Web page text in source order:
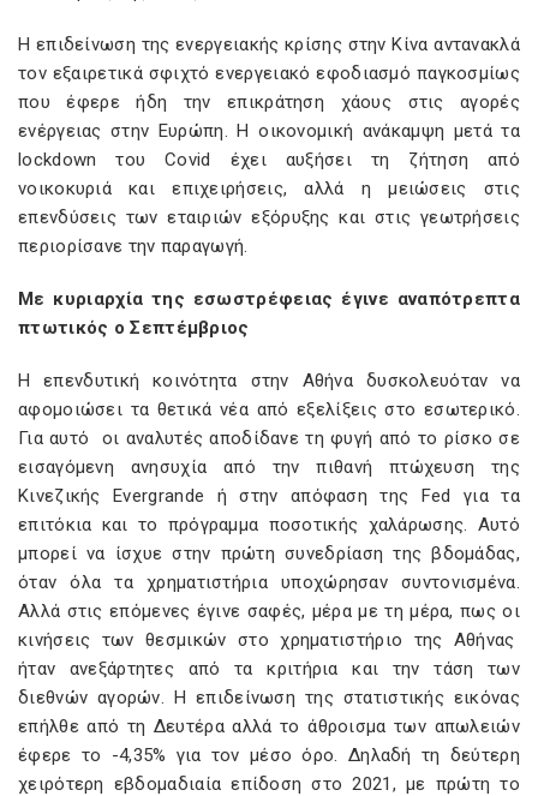
Η επιδείνωση της ενεργειακής κρίσης στην Κίνα αντανακλά
τον εξαιρετικά σφιχτό ενεργειακό εφοδιασμό παγκοσμίως
που έφερε ήδη την επικράτηση χάους στις αγορές
ενέργειας στην Ευρώπη. Η οικονομική ανάκαμψη μετά τα
lockdown του Covid έχει αυξήσει τη ζήτηση από
νοικοκυριά και επιχειρήσεις, αλλά η μειώσεις στις
επενδύσεις των εταιριών εξόρυξης και στις γεωτρήσεις
περιορίσανε την παραγωγή.
Με κυριαρχία της εσωστρέφειας έγινε αναπότρεπτα
πτωτικός ο Σεπτέμβριος
Η επενδυτική κοινότητα στην Αθήνα δυσκολευόταν να
αφομοιώσει τα θετικά νέα από εξελίξεις στο εσωτερικό.
Για αυτό οι αναλυτές αποδίδανε τη φυγή από το ρίσκο σε
εισαγόμενη ανησυχία από την πιθανή πτώχευση της
Κινεζικής Evergrande ή στην απόφαση της Fed για τα
επιτόκια και το πρόγραμμα ποσοτικής χαλάρωσης. Αυτό
μπορεί να ίσχυε στην πρώτη συνεδρίαση της βδομάδας,
όταν όλα τα χρηματιστήρια υποχώρησαν συντονισμένα.
Αλλά στις επόμενες έγινε σαφές, μέρα με τη μέρα, πως οι
κινήσεις των θεσμικών στο χρηματιστήριο της Αθήνας
ήταν ανεξάρτητες από τα κριτήρια και την τάση των
διεθνών αγορών. Η επιδείνωση της στατιστικής εικόνας
επήλθε από τη Δευτέρα αλλά το άθροισμα των απωλειών
έφερε το -4,35% για τον μέσο όρο. Δηλαδή τη δεύτερη
χειρότερη εβδομαδιαία επίδοση στο 2021, με πρώτη το